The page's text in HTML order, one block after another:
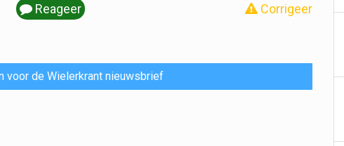
Reageer Corrigeer
voor de Wielerkrant nieuwsbrief